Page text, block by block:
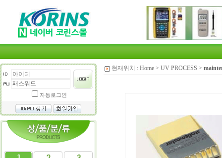
자동로그인
현재위치 : Home> UV PROCESS >